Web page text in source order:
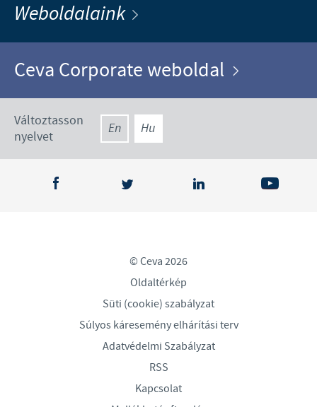
Weboldalaink
Ceva Corporate weboldal
Változtasson
nyelvet
En Hu
© Ceva 2026
Oldaltérkép
Süti (cookie) szabályzat
Súlyos káresemény elhárítási terv
Adatvédelmi Szabályzat
RSS
Kapcsolat